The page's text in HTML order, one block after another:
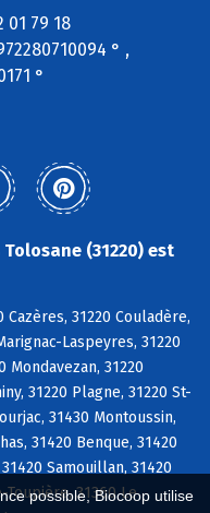
possible, Biocoop utilise
01 79 18
° ,
°
(31220) est
Cazères, 31220 Couladère,
Laspeyres, 31220
Mondavezan, 31220
31220 Plagne, 31220 St-
31430 Montoussin,
31420 Benque, 31420
Samouillan, 31420
Toupière, 31360 Le